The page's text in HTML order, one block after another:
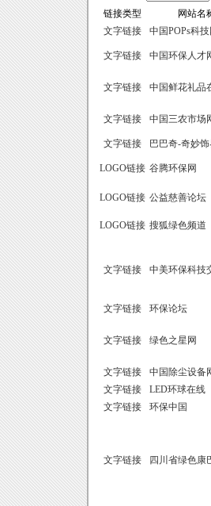
链接类型
网站名
文字链接
中国POPs科技
文字链接 中国环保人才
文字链接 中国鲜花礼品
文字链接 中国三农市场
文字链接
巴巴奇-奇妙
LOGO链接 谷腾环保网
LOGO链接 公益慈善论坛
LOGO链接 搜狐绿色频道
文字链接 中美环保科技
文字链接
环保论坛
文字链接 绿色之星网
文字链接
中国除尘设备
文字链接
LED环球在线
文字链接
环保中国
文字链接 四川省绿色康